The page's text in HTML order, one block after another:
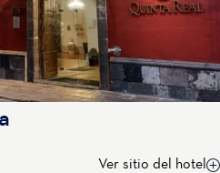
Ver sitio del hotel